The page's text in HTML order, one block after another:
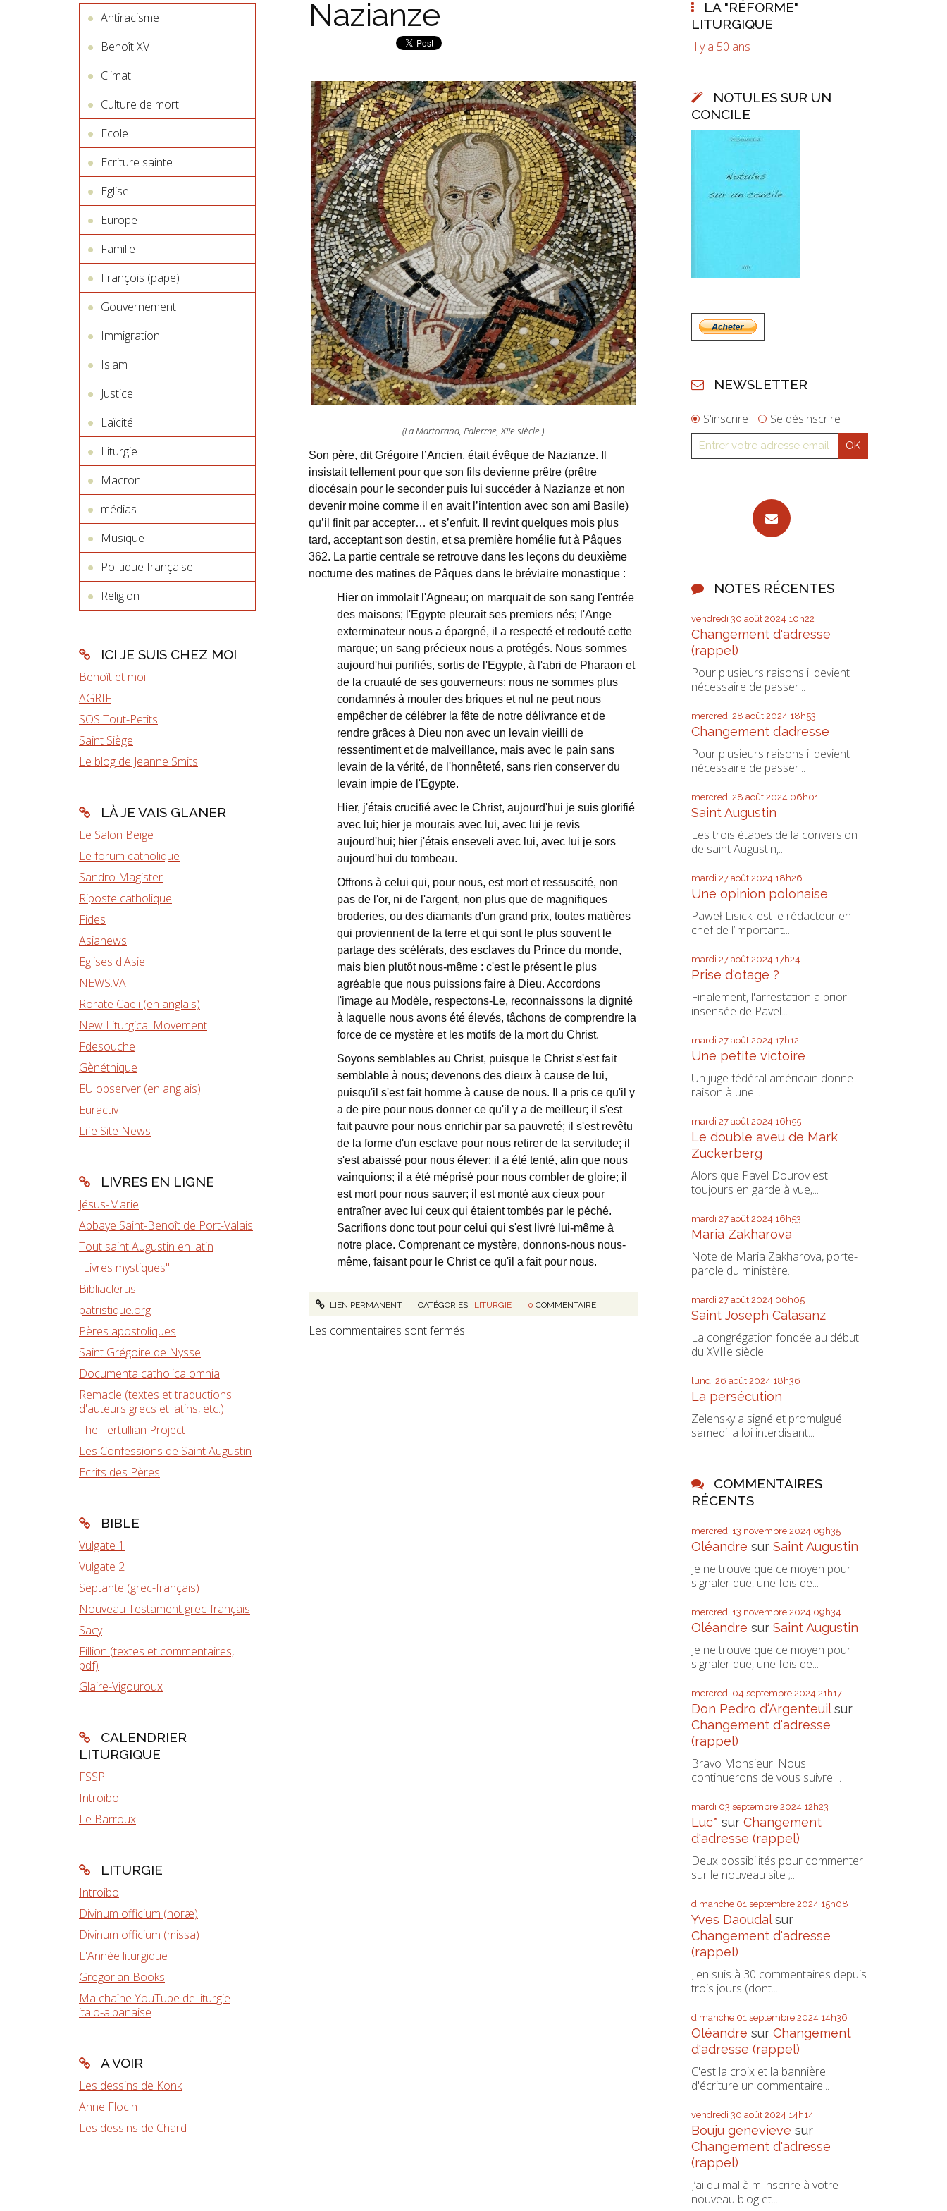
Antiracisme
Benoît XVI
Climat
Culture de mort
Ecole
Ecriture sainte
Eglise
Europe
Famille
François (pape)
Gouvernement
Immigration
Islam
Justice
Laïcité
Liturgie
Macron
médias
Musique
Politique française
Religion
ICI JE SUIS CHEZ MOI
Benoît et moi
AGRIF
SOS Tout-Petits
Saint Siège
Le blog de Jeanne Smits
LÀ JE VAIS GLANER
Le Salon Beige
Le forum catholique
Sandro Magister
Riposte catholique
Fides
Asianews
Eglises d'Asie
NEWS.VA
Rorate Caeli (en anglais)
New Liturgical Movement
Fdesouche
Gènéthique
EU observer (en anglais)
Euractiv
Life Site News
LIVRES EN LIGNE
Jésus-Marie
Abbaye Saint-Benoît de Port-Valais
Tout saint Augustin en latin
"Livres mystiques"
Bibliaclerus
patristique.org
Pères apostoliques
Saint Grégoire de Nysse
Documenta catholica omnia
Remacle (textes et traductions
d'auteurs grecs et latins, etc.)
The Tertullian Project
Les Confessions de Saint Augustin
Ecrits des Pères
BIBLE
Vulgate 1
Vulgate 2
Septante (grec-français)
Nouveau Testament grec-français
Sacy
Fillion (textes et commentaires,
pdf)
Glaire-Vigouroux
CALENDRIER
LITURGIQUE
FSSP
Introibo
Le Barroux
LITURGIE
Introibo
Divinum officium (horæ)
Divinum officium (missa)
L'Année liturgique
Gregorian Books
Ma chaîne YouTube de liturgie
italo-albanaise
A VOIR
Les dessins de Konk
Anne Floc'h
Les dessins de Chard
Nazianze
(La Martorana, Palerme, XIIe siècle.)
Son père, dit Grégoire l’Ancien, était évêque de Nazianze. Il
insistait tellement pour que son fils devienne prêtre (prêtre
diocésain pour le seconder puis lui succéder à Nazianze et non
devenir moine comme il en avait l’intention avec son ami Basile)
qu’il finit par accepter… et s’enfuit. Il revint quelques mois plus
tard, acceptant son destin, et sa première homélie fut à Pâques
362. La partie centrale se retrouve dans les leçons du deuxième
nocturne des matines de Pâques dans le bréviaire monastique :
Hier on immolait l'Agneau; on marquait de son sang l'entrée
des maisons; l'Egypte pleurait ses premiers nés; l'Ange
exterminateur nous a épargné, il a respecté et redouté cette
marque; un sang précieux nous a protégés. Nous sommes
aujourd'hui purifiés, sortis de l'Egypte, à l'abri de Pharaon et
de la cruauté de ses gouverneurs; nous ne sommes plus
condamnés à mouler des briques et nul ne peut nous
empêcher de célébrer la fête de notre délivrance et de
rendre grâces à Dieu non avec un levain vieilli de
ressentiment et de malveillance, mais avec le pain sans
levain de la vérité, de l'honnêteté, sans rien conserver du
levain impie de l'Egypte.
Hier, j'étais crucifié avec le Christ, aujourd'hui je suis glorifié
avec lui; hier je mourais avec lui, avec lui je revis
aujourd'hui; hier j'étais enseveli avec lui, avec lui je sors
aujourd'hui du tombeau.
Offrons à celui qui, pour nous, est mort et ressuscité, non
pas de l'or, ni de l'argent, non plus que de magnifiques
broderies, ou des diamants d'un grand prix, toutes matières
qui proviennent de la terre et qui sont le plus souvent le
partage des scélérats, des esclaves du Prince du monde,
mais bien plutôt nous-même : c'est le présent le plus
agréable que nous puissions faire à Dieu. Accordons
l'image au Modèle, respectons-Le, reconnaissons la dignité
à laquelle nous avons été élevés, tâchons de comprendre la
force de ce mystère et les motifs de la mort du Christ.
Soyons semblables au Christ, puisque le Christ s'est fait
semblable à nous; devenons des dieux à cause de lui,
puisqu'il s'est fait homme à cause de nous. Il a pris ce qu'il y
a de pire pour nous donner ce qu'il y a de meilleur; il s'est
fait pauvre pour nous enrichir par sa pauvreté; il s'est revêtu
de la forme d'un esclave pour nous retirer de la servitude; il
s'est abaissé pour nous élever; il a été tenté, afin que nous
vainquions; il a été méprisé pour nous combler de gloire; il
est mort pour nous sauver; il est monté aux cieux pour
entraîner avec lui ceux qui étaient tombés par le péché.
Sacrifions donc tout pour celui qui s'est livré lui-même à
notre place. Comprenant ce mystère, donnons-nous nous-
même, faisant pour le Christ ce qu'il a fait pour nous.
LIEN PERMANENT CATÉGORIES : LITURGIE 0 COMMENTAIRE
Les commentaires sont fermés.
LA "RÉFORME"
LITURGIQUE
Il y a 50 ans
NOTULES SUR UN
CONCILE
NEWSLETTER
S'inscrire Se désinscrire
NOTES RÉCENTES
vendredi 30 août 2024 10h22
Changement d'adresse
(rappel)
Pour plusieurs raisons il devient
nécessaire de passer...
mercredi 28 août 2024 18h53
Changement d’adresse
Pour plusieurs raisons il devient
nécessaire de passer...
mercredi 28 août 2024 06h01
Saint Augustin
Les trois étapes de la conversion
de saint Augustin,...
mardi 27 août 2024 18h26
Une opinion polonaise
Paweł Lisicki est le rédacteur en
chef de l’important...
mardi 27 août 2024 17h24
Prise d'otage ?
Finalement, l'arrestation a priori
insensée de Pavel...
mardi 27 août 2024 17h12
Une petite victoire
Un juge fédéral américain donne
raison à une...
mardi 27 août 2024 16h55
Le double aveu de Mark
Zuckerberg
Alors que Pavel Dourov est
toujours en garde à vue,...
mardi 27 août 2024 16h53
Maria Zakharova
Note de Maria Zakharova, porte-
parole du ministère...
mardi 27 août 2024 06h05
Saint Joseph Calasanz
La congrégation fondée au début
du XVIIe siècle...
lundi 26 août 2024 18h36
La persécution
Zelensky a signé et promulgué
samedi la loi interdisant...
COMMENTAIRES
RÉCENTS
mercredi 13 novembre 2024 09h35
Oléandre sur Saint Augustin
Je ne trouve que ce moyen pour
signaler que, une fois de...
mercredi 13 novembre 2024 09h34
Oléandre sur Saint Augustin
Je ne trouve que ce moyen pour
signaler que, une fois de...
mercredi 04 septembre 2024 21h17
Don Pedro d‘Argenteuilsur
Changement d'adresse
(rappel)
Bravo Monsieur. Nous
continuerons de vous suivre....
mardi 03 septembre 2024 12h23
Luc* sur Changement
d'adresse (rappel)
Deux possibilités pour commenter
sur le nouveau site ;...
dimanche 01 septembre 2024 15h08
Yves Daoudalsur
Changement d'adresse
(rappel)
J'en suis à 30 commentaires depuis
trois jours (dont...
dimanche 01 septembre 2024 14h36
Oléandre sur Changement
d'adresse (rappel)
C'est la croix et la bannière
d'écriture un commentaire...
vendredi 30 août 2024 14h14
Bouju genevieve sur
Changement d'adresse
(rappel)
J’ai du mal à m inscrire à votre
nouveau blog et...